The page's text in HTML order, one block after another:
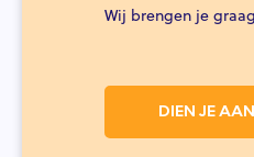
Wij brengen je
DIEN JE